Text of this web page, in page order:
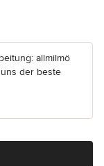
allmilmö
der beste